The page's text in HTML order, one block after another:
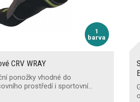
1
barva
CRV WRAY
ponožky vhodné do
prostředí i sportovní…